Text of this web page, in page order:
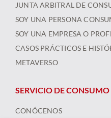
JUNTA ARBITRAL DE
SOY UNA PERSONA
SOY UNA EMPRESA O
CASOS PRÁCTICOS E
METAVERSO
SERVICIO DE CONSUMO
CONÓCENOS